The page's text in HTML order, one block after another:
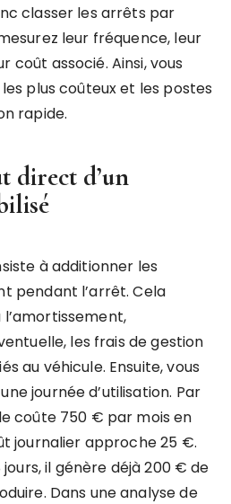
classer les arrêts par
leur fréquence, leur
coût associé. Ainsi, vous
plus coûteux et les postes
rapide.
direct d’un
à additionner les
pendant l’arrêt. Cela
les frais de gestion
au véhicule. Ensuite, vous
journée d’utilisation. Par
coûte 750 € par mois en
journalier approche 25 €.
jours, il génère déjà 200 € de
Dans une analyse de